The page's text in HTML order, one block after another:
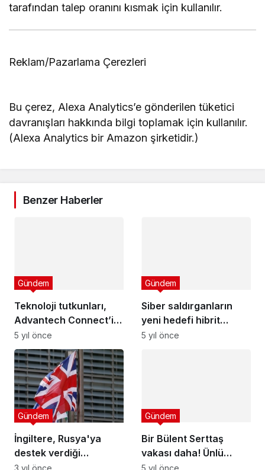
tarafından talep oranını kısmak için kullanılır.
Reklam/Pazarlama Çerezleri
Bu çerez, Alexa Analytics’e gönderilen tüketici
davranışları hakkında bilgi toplamak için kullanılır.
(Alexa Analytics bir Amazon şirketidir.)
Benzer Haberler
araya gelecek
5 yıl önce 5 yıl önce
İngiltere, Rusya'ya
destek verdiği
gerekçesiyle Belarus
için yeni yaptırım kararı
aldı
Gündem
3 yıl önce
dansına kafa çevirdi
Bağırsak sağlığında
başrolde postbiyotikler
Gündem
Altının kilogramı 458
bin 700 liraya yükseldi
Ekonomi